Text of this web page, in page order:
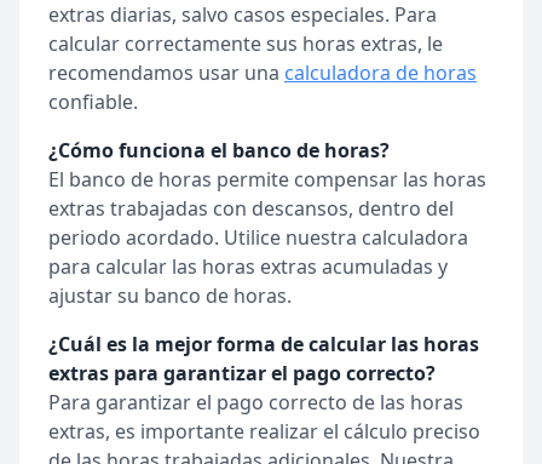
extras diarias, salvo casos especiales. Para
calcular correctamente sus horas extras, le
recomendamos usar una calculadora de horas
confiable.
¿Cómo funciona el banco de horas?
El banco de horas permite compensar las horas
extras trabajadas con descansos, dentro del
periodo acordado. Utilice nuestra calculadora
para calcular las horas extras acumuladas y
ajustar su banco de horas.
¿Cuál es la mejor forma de calcular las horas
extras para garantizar el pago correcto?
Para garantizar el pago correcto de las horas
extras, es importante realizar el cálculo preciso